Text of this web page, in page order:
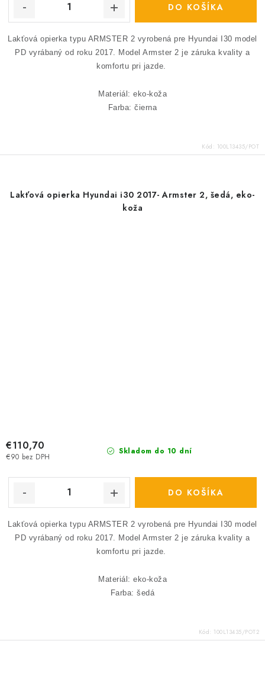
DO KOŠÍKA
Lakťová opierka typu ARMSTER 2 vyrobená pre Hyundai I30 model
PD vyrábaný od roku 2017.
Model Armster 2 je záruka kvality a
komfortu pri jazde.
Materiál: eko-koža
Farba: čierna
Kód: 100L13435/POT
Lakťová opierka Hyundai i30 2017- Armster 2, šedá, eko-
koža
Skladom do 10 dní
€90 bez DPH
€110,70
DO KOŠÍKA
Lakťová opierka typu ARMSTER 2 vyrobená pre Hyundai I30 model
PD vyrábaný od roku 2017.
Model Armster 2 je záruka kvality a
komfortu pri jazde.
Materiál: eko-koža
Farba: šedá
Kód: 100L13435/POT2